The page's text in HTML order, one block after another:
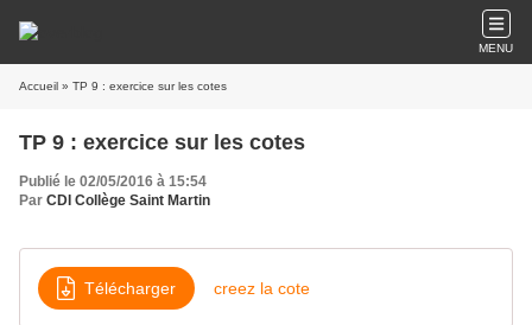
MENU
Accueil » TP 9 : exercice sur les cotes
TP 9 : exercice sur les cotes
Publié le 02/05/2016 à 15:54
Par CDI Collège Saint Martin
Télécharger creez la cote